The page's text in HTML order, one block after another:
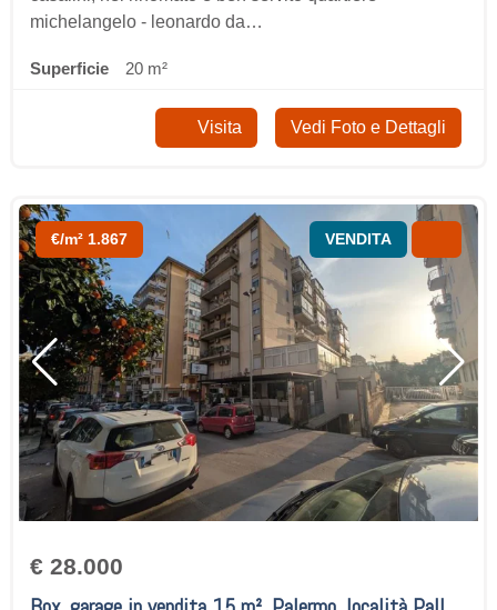
michelangelo - leonardo da…
Superficie 20 m²
Visita Vedi Foto e Dettagli
€/m² 1.867 VENDITA
€ 28.000